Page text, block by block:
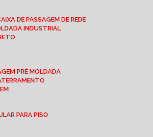
CAIXA DE PASSAGEM DE REDE
INDUSTRIAL
PRÉ MOLDADA
PARA PISO